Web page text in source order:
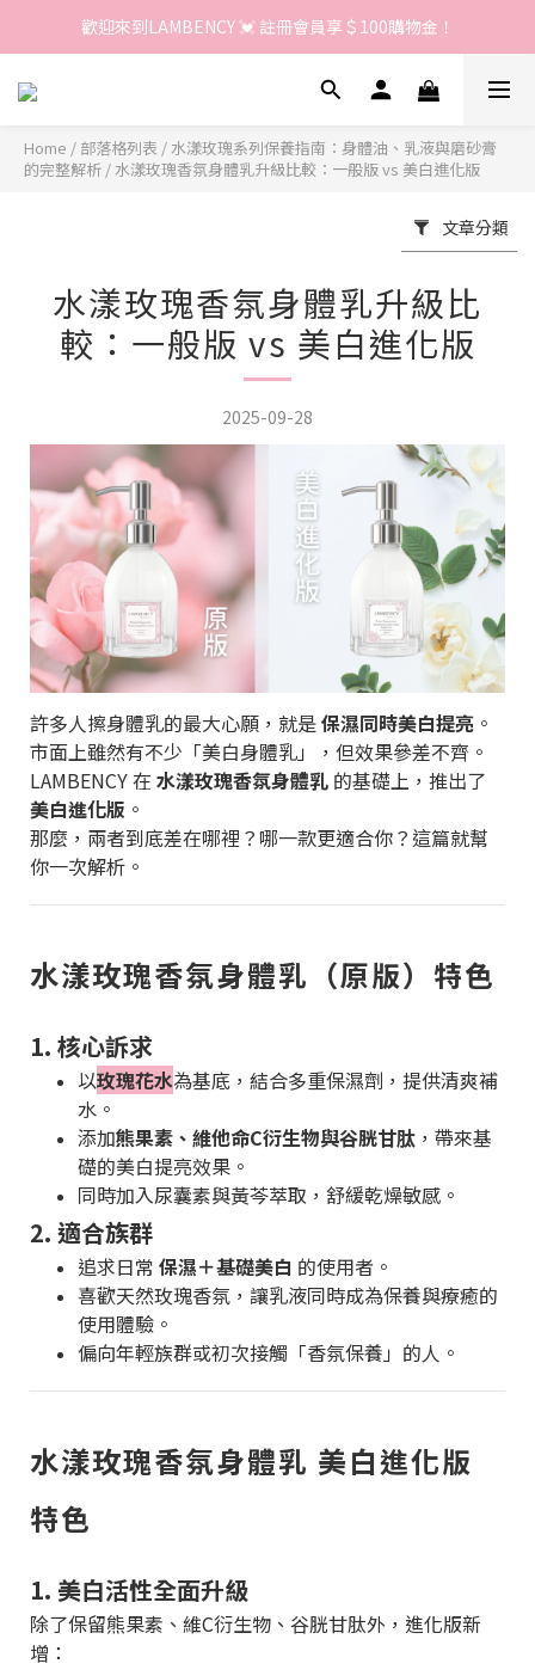
歡迎來到LAMBENCY 💓 註冊會員享＄100購物金！
歡迎來到LAMBENCY 💓 註冊會員享＄100購物金！
加入LINE好友 領優惠卷＄150
Home / 部落格列表 / 水漾玫瑰系列保養指南：身體油、乳液與磨砂膏
的完整解析 / 水漾玫瑰香氛身體乳升級比較：一般版 vs 美白進化版
文章分類
水漾玫瑰香氛身體乳升級比
較：一般版 vs 美白進化版
2025-09-28
許多人擦身體乳的最大心願，就是保濕同時美白提亮 。
市面上雖然有不少「美白身體乳」，但效果參差不齊。
LAMBENCY 在 水漾玫瑰香氛身體乳 的基礎上，推出了
美白進化版 。
那麼，兩者到底差在哪裡？哪一款更適合你？這篇就幫
你一次解析。
水漾玫瑰香氛身體乳（原版）特色
1. 核心訴求
以玫瑰花水為基底，結合多重保濕劑，提供清爽補
水。
添加熊果素、維他命C衍生物與谷胱甘肽 ，帶來基
礎的美白提亮效果。
同時加入尿囊素與黃芩萃取，舒緩乾燥敏感。
2. 適合族群
追求日常 保濕＋基礎美白 的使用者。
喜歡天然玫瑰香氛，讓乳液同時成為保養與療癒的
使用體驗。
偏向年輕族群或初次接觸「香氛保養」的人。
水漾玫瑰香氛身體乳 美白進化版
特色
1. 美白活性全面升級
除了保留熊果素、維C衍生物、谷胱甘肽外，進化版新
增：